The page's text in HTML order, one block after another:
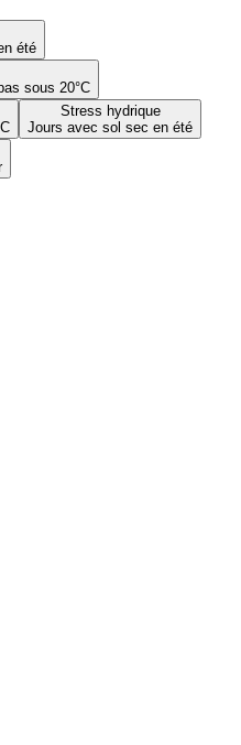
été
sous 20°C
Stress hydrique
Jours avec sol sec en été